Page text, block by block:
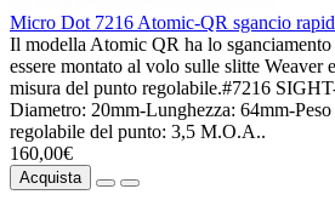
Micro Dot 7216 Atomic-QR sgancio
Il modella Atomic QR ha lo sganciamento
essere montato al volo sulle slitte Weaver
misura del punto regolabile.#7216
Diametro: 20mm-Lunghezza: 64mm-
regolabile del punto: 3,5 M.O.A..
160,00€
Acquista